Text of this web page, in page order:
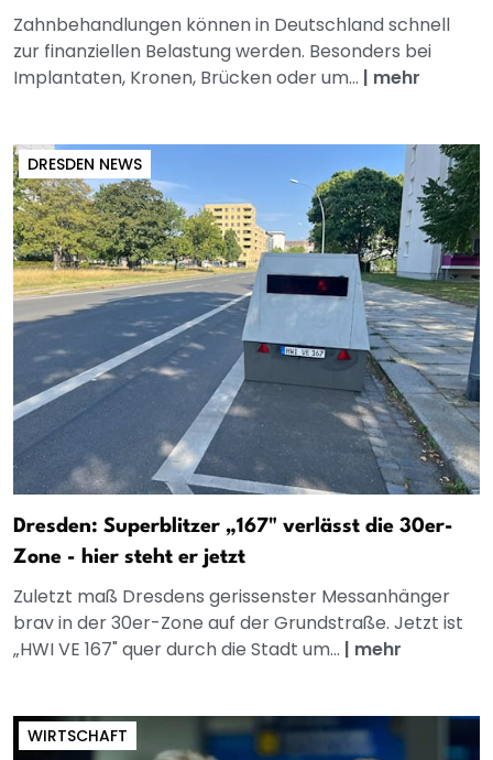
Zahnbehandlungen können in Deutschland schnell
zur finanziellen Belastung werden. Besonders bei
Implantaten, Kronen, Brücken oder um... | mehr
DRESDEN NEWS
Dresden: Superblitzer „167" verlässt die 30er-
Zone - hier steht er jetzt
Zuletzt maß Dresdens gerissenster Messanhänger
brav in der 30er-Zone auf der Grundstraße. Jetzt ist
„HWI VE 167" quer durch die Stadt um... | mehr
WIRTSCHAFT